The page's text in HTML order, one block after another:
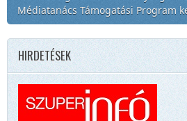
Médiatanács Támogatási Program
HIRDETÉSEK